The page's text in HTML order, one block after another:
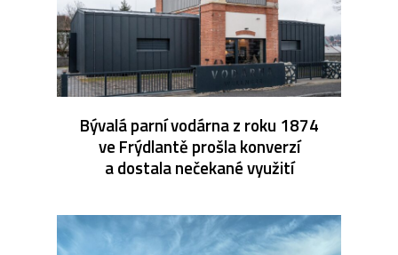
Bývalá parní vodárna z roku 1874
ve Frýdlantě prošla konverzí
a dostala nečekané využití